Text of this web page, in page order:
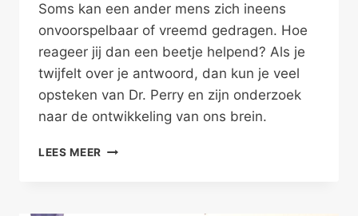
Soms kan een ander mens zich ineens
onvoorspelbaar of vreemd gedragen. Hoe
reageer jij dan een beetje helpend? Als je
twijfelt over je antwoord, dan kun je veel
opsteken van Dr. Perry en zijn onderzoek
naar de ontwikkeling van ons brein.
LEES MEER ALS